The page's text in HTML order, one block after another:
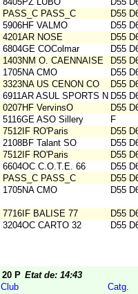
PASS_C PASS_C
D55
5906HF VALMO
D55
4201AR NOSE
D55
6804GE COColmar
D55
1403NM O. CAENNAISE
D55
1705NA CMO
D55
3323NA US CENON CO
D55
6911AR ASUL SPORTS NATD55
0207HF VervinsO
D55
5116GE ASO Sillery
F
7512IF RO'Paris
D55
2108BF Talant SO
D55
7512IF RO'Paris
D55
6604OC C.O.T.E. 66
D55
PASS_C PASS_C
D55
1705NA CMO D55
7716IF BALISE 77
D55
3204OC CARTO 32 D55
20 P Etat de: 14:43
Club
Catg.